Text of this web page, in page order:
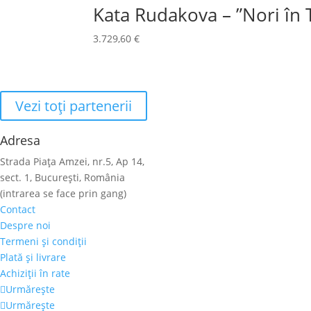
Kata Rudakova – ”Nori în
3.729,60€
Vezi toţi partenerii
Adresa
Strada Piaţa Amzei, nr.5, Ap 14,
sect. 1, Bucureşti, România
(intrarea se face prin gang)
Contact
Despre noi
Termeni şi condiţii
Plată şi livrare
Achiziţii în rate
Urmărește
Urmărește